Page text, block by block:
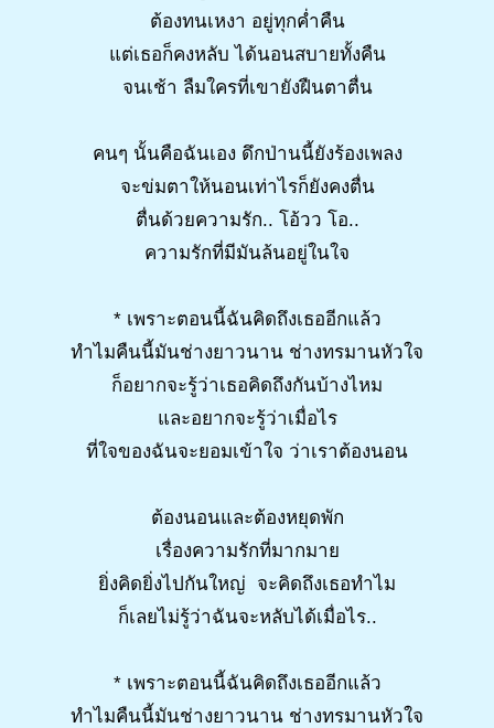
ต้องทนเหงา อยู่ทุกค่ำคืน
แต่เธอก็คงหลับ ได้นอนสบายทั้งคืน
จนเช้า ลืมใครที่เขายังฝืนตาตื่น
คนๆ นั้นคือฉันเอง ดึกป่านนี้ยังร้องเพลง
จะข่มตาให้นอนเท่าไรก็ยังคงตื่น
ตื่นด้วยความรัก.. โอ้วว โอ..
ความรักที่มีมันล้นอยู่ในใจ
* เพราะตอนนี้ฉันคิดถึงเธออีกแล้ว
ทำไมคืนนี้มันช่างยาวนาน ช่างทรมานหัวใจ
ก็อยากจะรู้ว่าเธอคิดถึงกันบ้างไหม
และอยากจะรู้ว่าเมื่อไร
ที่ใจของฉันจะยอมเข้าใจ ว่าเราต้องนอน
ต้องนอนและต้องหยุดพัก
เรื่องความรักที่มากมาย
ยิ่งคิดยิ่งไปกันใหญ่ จะคิดถึงเธอทำไม
ก็เลยไม่รู้ว่าฉันจะหลับได้เมื่อไร..
* เพราะตอนนี้ฉันคิดถึงเธออีกแล้ว
ทำไมคืนนี้มันช่างยาวนาน ช่างทรมานหัวใจ